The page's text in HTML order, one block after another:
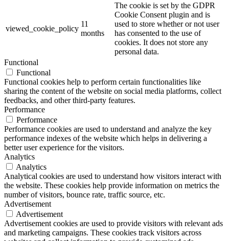
viewed_cookie_policy
11
months
The cookie is set by the GDPR
Cookie Consent plugin and is
used to store whether or not user
has consented to the use of
cookies. It does not store any
personal data.
Functional
Functional
Functional cookies help to perform certain functionalities like
sharing the content of the website on social media platforms, collect
feedbacks, and other third-party features.
Performance
Performance
Performance cookies are used to understand and analyze the key
performance indexes of the website which helps in delivering a
better user experience for the visitors.
Analytics
Analytics
Analytical cookies are used to understand how visitors interact with
the website. These cookies help provide information on metrics the
number of visitors, bounce rate, traffic source, etc.
Advertisement
Advertisement
Advertisement cookies are used to provide visitors with relevant ads
and marketing campaigns. These cookies track visitors across